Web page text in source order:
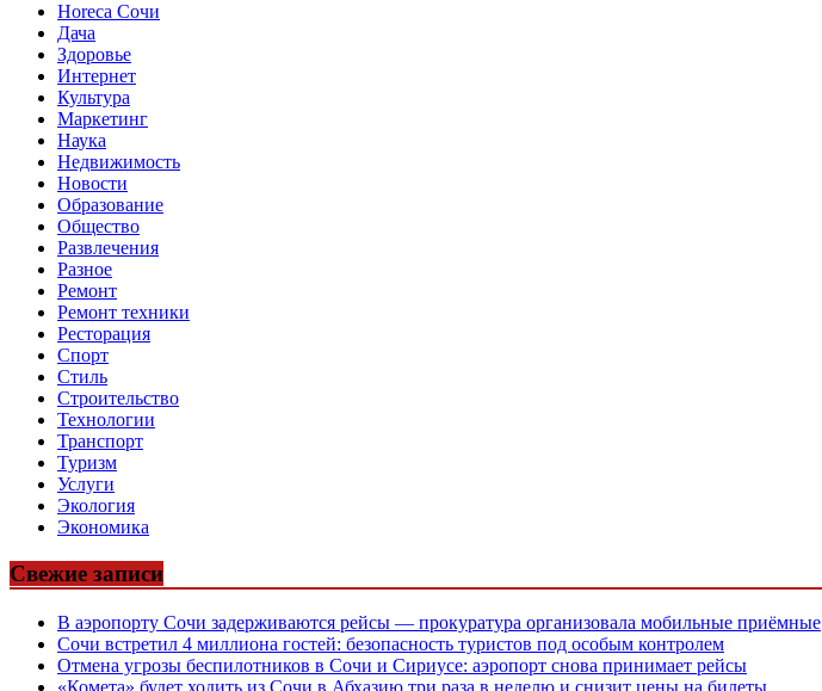
Horeca Сочи
Дача
Здоровье
Интернет
Культура
Маркетинг
Наука
Недвижимость
Новости
Образование
Общество
Развлечения
Разное
Ремонт
Ремонт техники
Ресторация
Спорт
Стиль
Строительство
Технологии
Транспорт
Туризм
Услуги
Экология
Экономика
Свежие записи
В аэропорту Сочи задерживаются рейсы — прокуратура организовала мобильные приёмные
Сочи встретил 4 миллиона гостей: безопасность туристов под особым контролем
Отмена угрозы беспилотников в Сочи и Сириусе: аэропорт снова принимает рейсы
«Комета» будет ходить из Сочи в Абхазию три раза в неделю и снизит цены на билеты